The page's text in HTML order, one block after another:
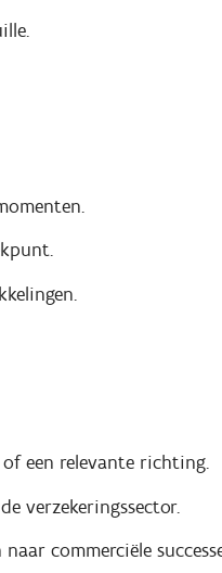
een relevante richting.
verzekeringssector.
commerciële